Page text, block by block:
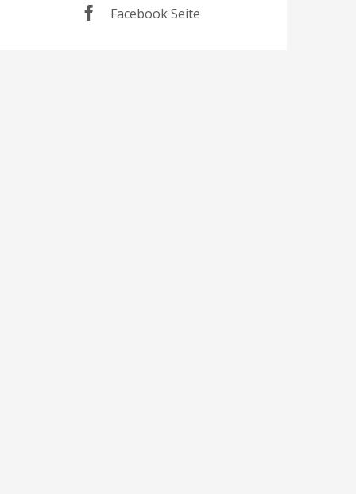
Facebook Seite